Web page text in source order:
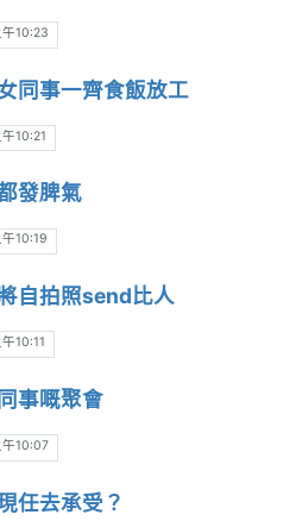
10:23
同事一齊食飯放工
10:21
發脾氣
10:19
自拍照send比人
10:11
事嘅聚會
10:07
任去承受？